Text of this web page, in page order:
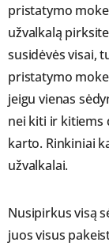
pristatymo
užvalkalą
susidėvės visai,
pristatymo
jeigu vienas
nei kiti ir kitiems
karto. Rinkiniai
užvalkalai.
Nusipirkus visą
juos visus